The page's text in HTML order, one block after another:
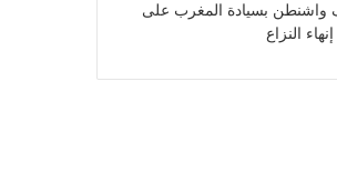
واشنطن بسيادة المغرب على
النزاع